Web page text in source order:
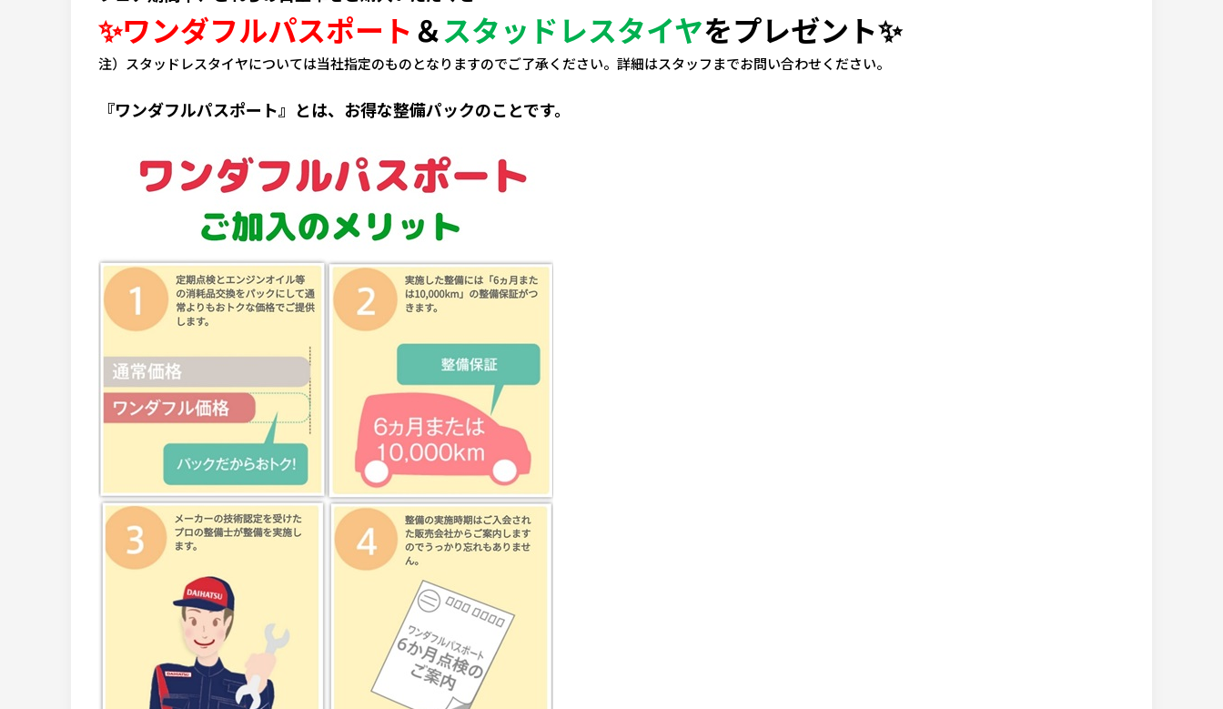
✨ワンダフルパスポート＆スタッドレスタイヤをプレゼント✨
注）スタッドレスタイヤについては当社指定のものとなりますのでご了承ください。詳細はスタッフまでお問い合わせください。
『ワンダフルパスポート』とは、お得な整備パックのことです。